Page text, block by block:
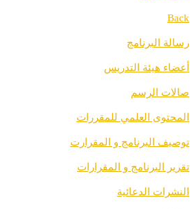
Back
رسالة البرنامج
أعضاء هيئة التدريس
صالات الرسم
المحتوى العلمي للمقررات
توصيف البرنامج و المقرارت
تقرير البرنامج و المقرارات
النشرات الدعائية